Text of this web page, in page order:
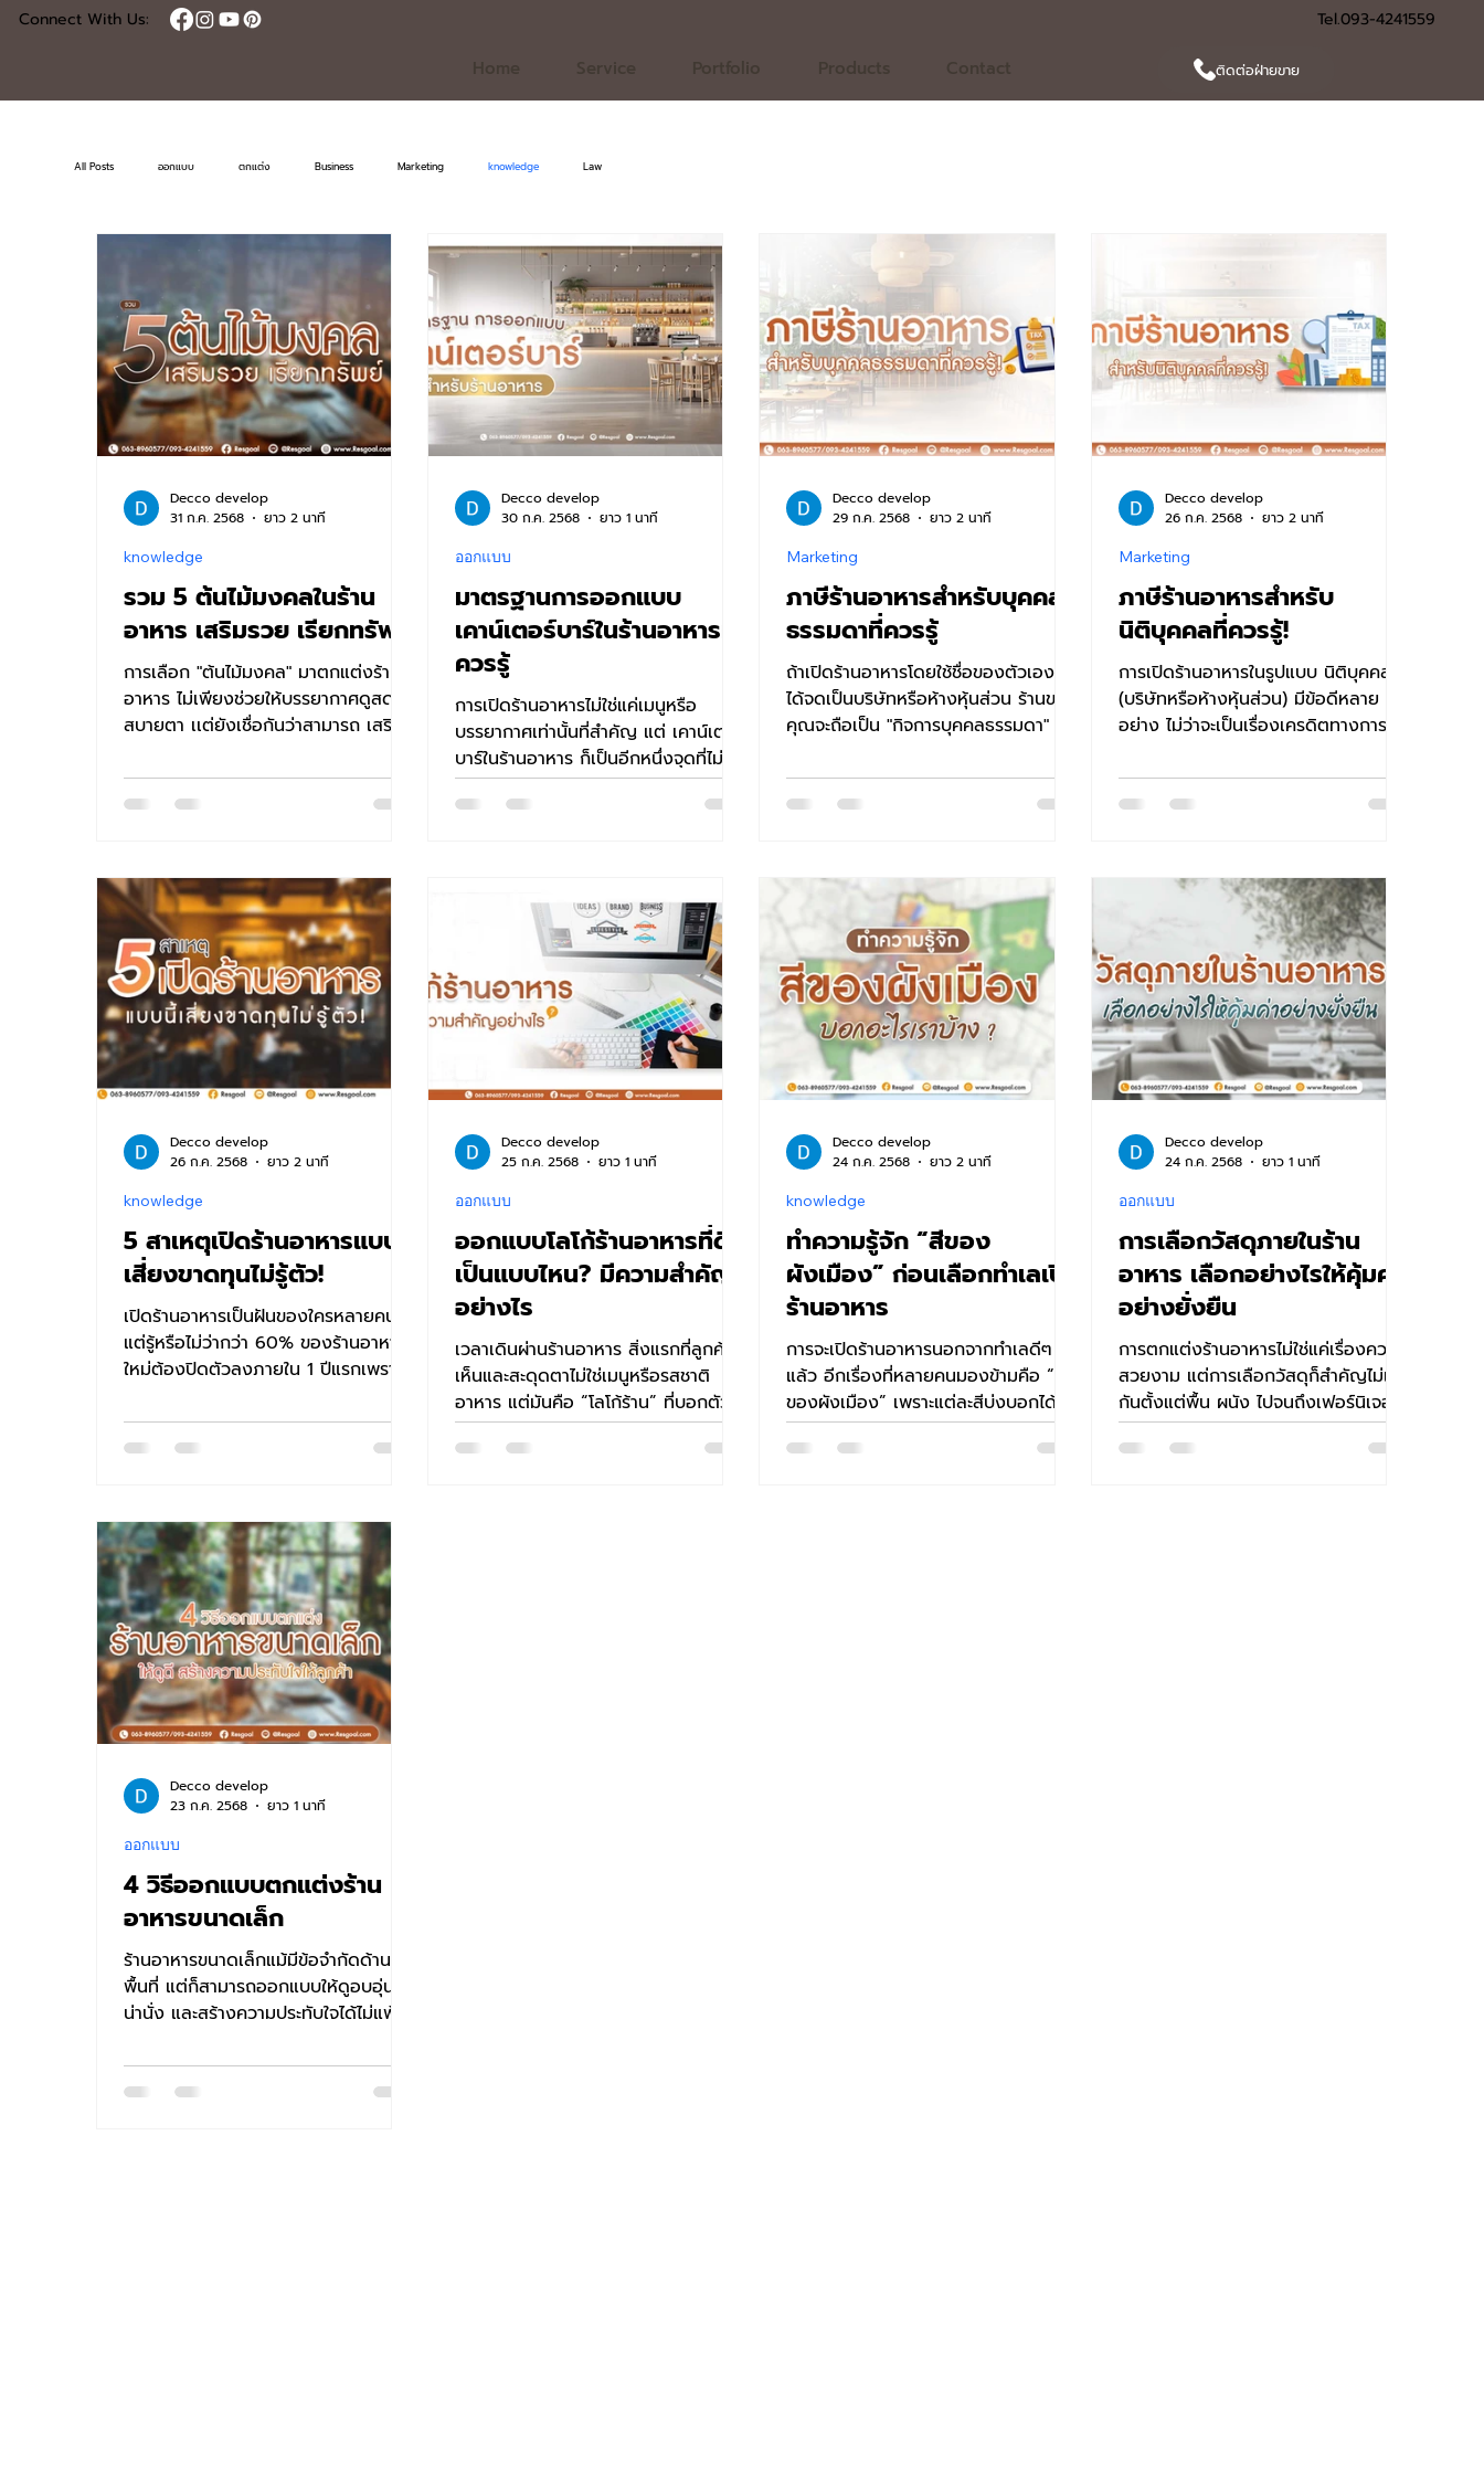
Connect With Us: Tel.093-4241559
ติดต่อฝ่ายขาย
All Posts ออกแบบ ตกแต่ง Business Marketing knowledge Law
รวม 5 ต้นไม้มงคลในร้าน
อาหาร เสริมรวย เรียกทรัพย์
การเลือก "ต้นไม้มงคล" มาตกแต่งร้าน
อาหาร ไม่เพียงช่วยให้บรรยากาศดูสดชื่น
สบายตา เเต่ยังเชื่อกันว่าสามารถ เสริม
knowledge
Decco develop
31 ก.ค. 2568
ยาว 2 นาที
มาตรฐานการออกแบบ
เคาน์เตอร์บาร์ในร้านอาหารที่
ควรรู้
การเปิดร้านอาหารไม่ใช่แค่เมนูหรือ
บรรยากาศเท่านั้นที่สำคัญ แต่ เคาน์เตอร์
บาร์ในร้านอาหาร ก็เป็นอีกหนึ่งจุดที่ไม่
ควรมองข้าม...
ออกแบบ
Decco develop
30 ก.ค. 2568
ยาว 1 นาที
ภาษีร้านอาหารสำหรับบุคคล
ธรรมดาที่ควรรู้
ถ้าเปิดร้านอาหารโดยใช้ชื่อของตัวเองไม่
ได้จดเป็นบริษัทหรือห้างหุ้นส่วน ร้านของ
คุณจะถือเป็น "กิจการบุคคลธรรมดา" ซึ่ง
Marketing
Decco develop
29 ก.ค. 2568
ยาว 2 นาที
ภาษีร้านอาหารสำหรับ
นิติบุคคลที่ควรรู้!
การเปิดร้านอาหารในรูปแบบ นิติบุคคล
(บริษัทหรือห้างหุ้นส่วน) มีข้อดีหลาย
อย่าง ไม่ว่าจะเป็นเรื่องเครดิตทางการ
Marketing
Decco develop
26 ก.ค. 2568
ยาว 2 นาที
5 สาเหตุเปิดร้านอาหารแบบนี้
เสี่ยงขาดทุนไม่รู้ตัว!
เปิดร้านอาหารเป็นฝันของใครหลายคน
แต่รู้หรือไม่ว่ากว่า 60% ของร้านอาหาร
ใหม่ต้องปิดตัวลงภายใน 1 ปีแรกเพราะ
knowledge
Decco develop
26 ก.ค. 2568
ยาว 2 นาที
ออกแบบโลโก้ร้านอาหารที่ดี
เป็นแบบไหน? มีความสำคัญ
อย่างไร
เวลาเดินผ่านร้านอาหาร สิ่งแรกที่ลูกค้า
เห็นและสะดุดตาไม่ใช่เมนูหรือรสชาติ
อาหาร แต่มันคือ “โลโก้ร้าน” ที่บอกตัว
ตนและสไตล์ของร้านได้ชัดเจน...
ออกแบบ
Decco develop
25 ก.ค. 2568
ยาว 1 นาที
ทำความรู้จัก “สีของ
ผังเมือง” ก่อนเลือกทำเลเปิด
ร้านอาหาร
การจะเปิดร้านอาหารนอกจากทำเลดีๆ
แล้ว อีกเรื่องที่หลายคนมองข้ามคือ “สี
ของผังเมือง” เพราะแต่ละสีบ่งบอกได้ว่า
พื้นที่นั้นสามารถเปิดร้านอาหารแบ...
knowledge
Decco develop
24 ก.ค. 2568
ยาว 2 นาที
การเลือกวัสดุภายในร้าน
อาหาร เลือกอย่างไรให้คุ้มค่า
อย่างยั่งยืน
การตกแต่งร้านอาหารไม่ใช่แค่เรื่องความ
สวยงาม แต่การเลือกวัสดุก็สำคัญไม่แพ้
กันตั้งแต่พื้น ผนัง ไปจนถึงเฟอร์นิเจอร์
เพราะส่งผลต่อต้นทุน...
ออกแบบ
Decco develop
24 ก.ค. 2568
ยาว 1 นาที
4 วิธีออกแบบตกแต่งร้าน
อาหารขนาดเล็ก
ร้านอาหารขนาดเล็กแม้มีข้อจำกัดด้าน
พื้นที่ แต่ก็สามารถออกแบบให้ดูอบอุ่น
น่านั่ง และสร้างความประทับใจได้ไม่แพ้
ออกแบบ
Decco develop
23 ก.ค. 2568
ยาว 1 นาที